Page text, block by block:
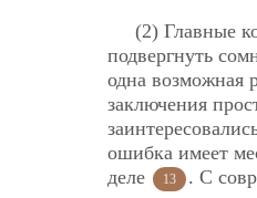
(2) Главные
подвергнуть
одна возможная
заключения
ошибка имеет
деле
13
. С